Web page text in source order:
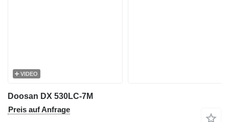
VIDEO
Doosan DX 530LC-7M
Preis auf Anfrage